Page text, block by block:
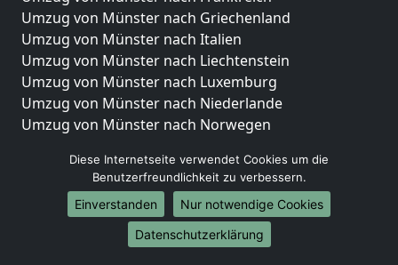
Umzug von Münster nach Griechenland
Umzug von Münster nach Italien
Umzug von Münster nach Liechtenstein
Umzug von Münster nach Luxemburg
Umzug von Münster nach Niederlande
Umzug von Münster nach Norwegen
Umzüge-Deutschlandweit
Umzug von Münster nach Berlin
Umzug von Münster nach Hamburg
Umzug von Münster nach München
Umzug von Münster nach Köln
Diese Internetseite verwendet Cookies um die
Benutzerfreundlichkeit zu verbessern.
Einverstanden
Nur notwendige Cookies
Datenschutzerklärung